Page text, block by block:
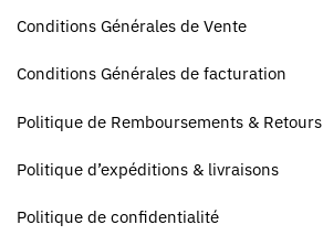
Conditions Générales de Vente
Conditions Générales de facturation
Politique de Remboursements & Retours
Politique d’expéditions & livraisons
Politique de confidentialité